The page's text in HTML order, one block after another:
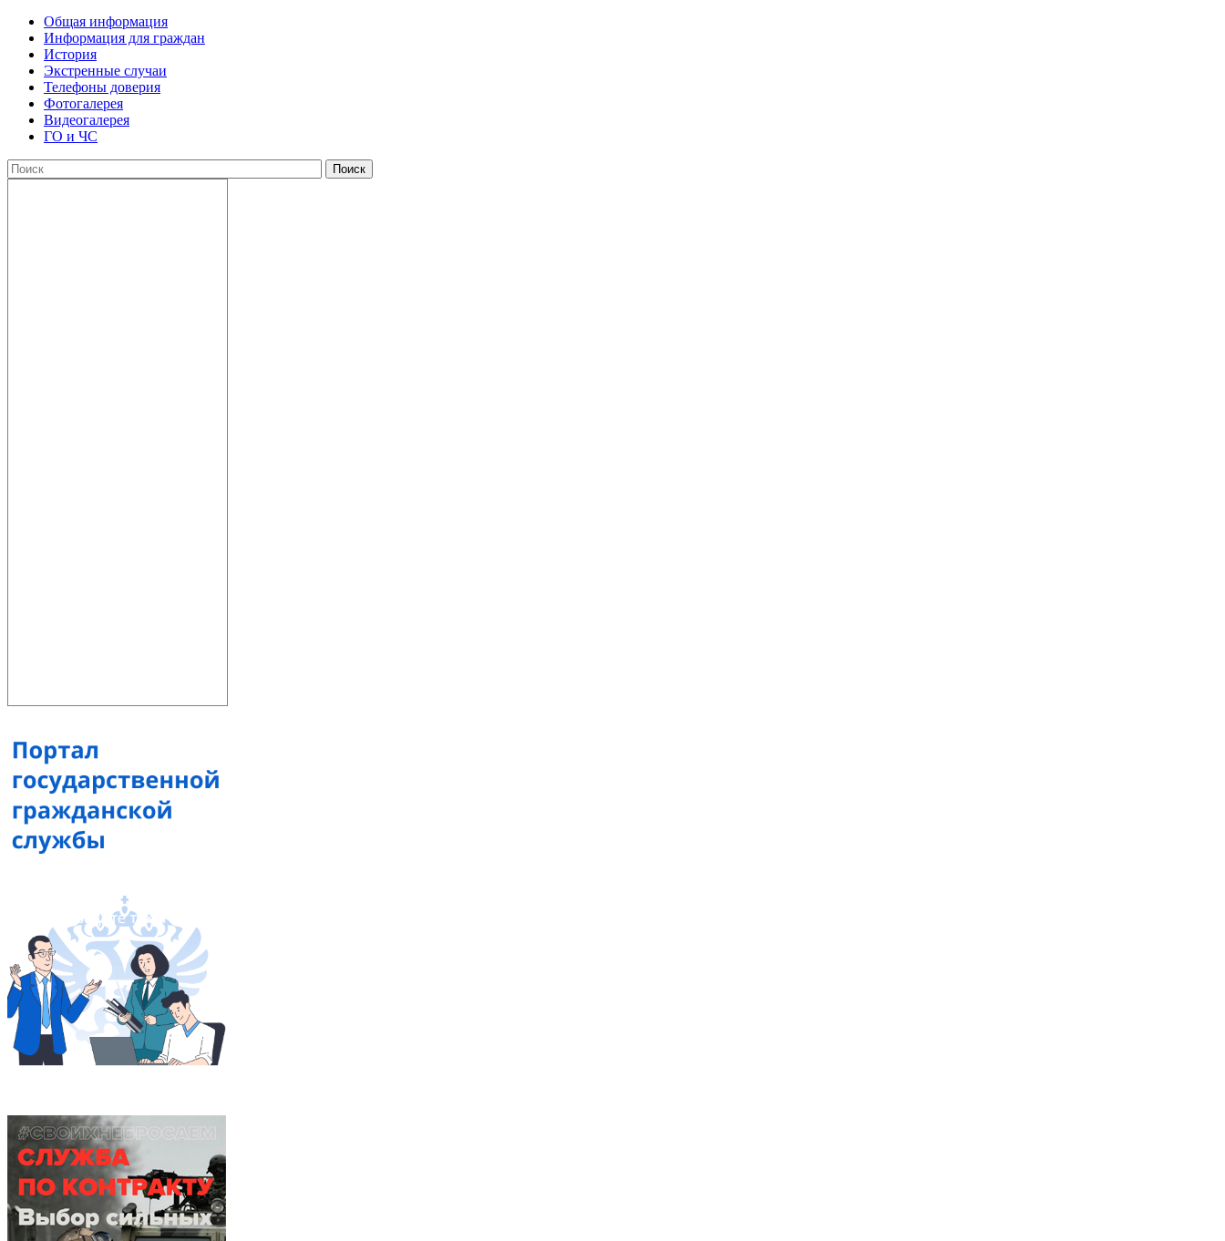
Общая информация
Информация для граждан
История
Экстренные случаи
Телефоны доверия
Фотогалерея
Видеогалерея
ГО и ЧС